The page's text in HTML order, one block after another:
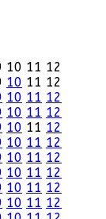
10 11 12
10 11 12
10 11 12
10 11 12
10 11 12
10 11 12
10 11 12
10 11 12
10 11 12
10 11 12